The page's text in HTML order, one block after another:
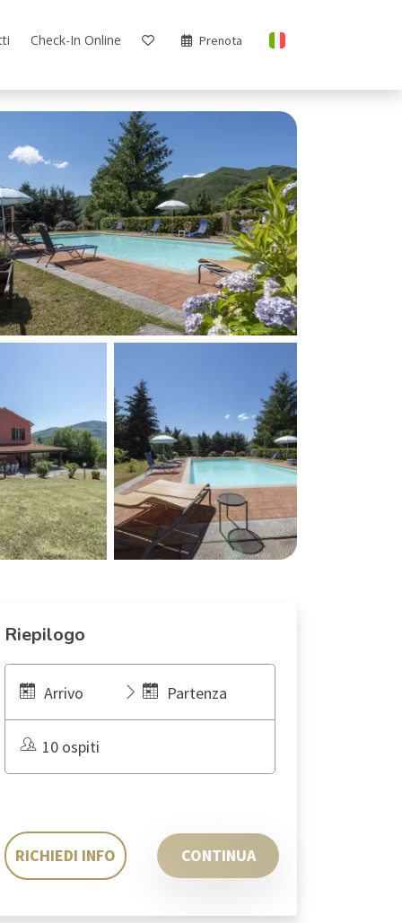
Check-In Online Prenota
Riepilogo
Arrivo Partenza
10 ospiti
RICHIEDI INFO CONTINUA